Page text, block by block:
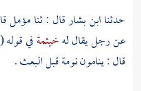
حدثناابن بشارقال : ثنامؤمل
عن رجل يقال لهخيثمةفي
قال : ينامون نومة قبل البعث .